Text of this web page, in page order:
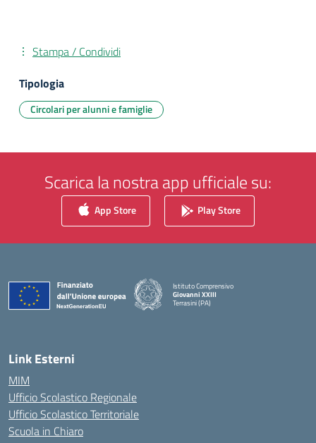
Stampa / Condividi
Tipologia
Circolari per alunni e famiglie
Scarica la nostra app ufficiale su:
App Store Play Store
Istituto Comprensivo
Giovanni XXIII
Terrasini (PA)
Link Esterni
MIM
Ufficio Scolastico Regionale
Ufficio Scolastico Territoriale
Scuola in Chiaro